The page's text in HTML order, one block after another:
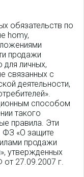
обязательств по
homy,
продажи
личных,
связанных с
деятельности,
способом
такого
правила. Эти
ФЗ «О защите
продажи
утвержденных
от 27.09.2007 г.